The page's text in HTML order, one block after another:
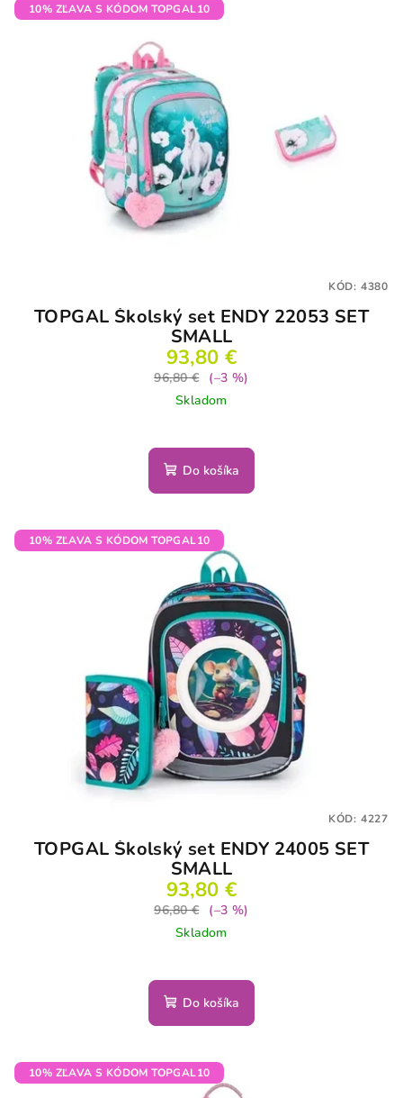
10% ZĽAVA S KÓDOM TOPGAL10
TOPGAL Školský set ENDY 22053 SET
SMALL
93,80 €
96,80 €
(–3 %)
Skladom
Do košíka
KÓD: 4380
10% ZĽAVA S KÓDOM TOPGAL10
TOPGAL Školský set ENDY 24005 SET
SMALL
93,80 €
96,80 €
(–3 %)
Skladom
Do košíka
KÓD: 4227
10% ZĽAVA S KÓDOM TOPGAL10